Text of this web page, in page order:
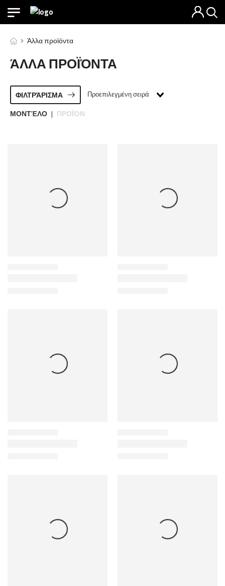
Άλλα προϊόντα
ΆΛΛΑ ΠΡΟΪΌΝΤΑ
ΦΙΛΤΡΆΡΙΣΜΑ Προεπιλεγμένη σειρά
ΜΟΝΤΈΛΟ | ΠΡΟΪΌΝ